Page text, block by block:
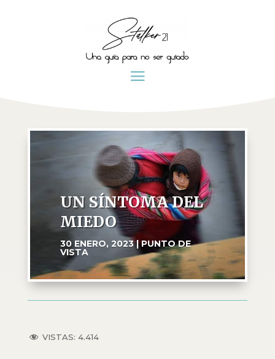
UN SÍNTOMA DEL
MIEDO
30 ENERO, 2023|PUNTO DE
VISTA
VISTAS: 4.414